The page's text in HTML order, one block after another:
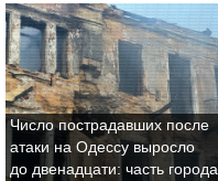
Число пострадавших после
атаки на Одессу выросло
до двенадцати: часть города